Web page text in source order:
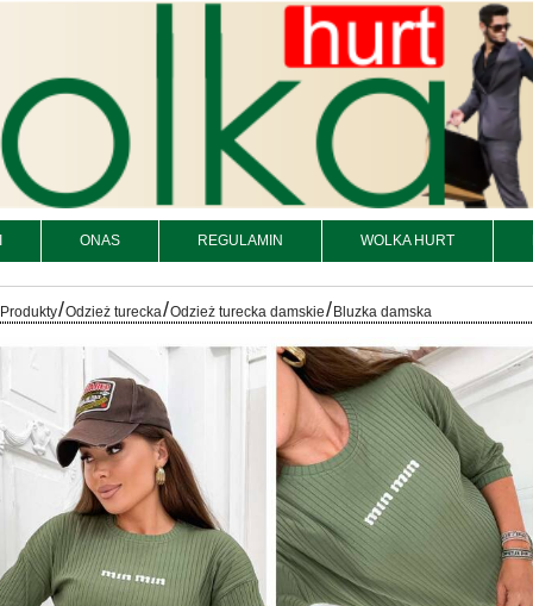
ONAS REGULAMIN WOLKA HURT
Produkty/Odzież turecka/Odzież turecka damskie/ Bluzka damska